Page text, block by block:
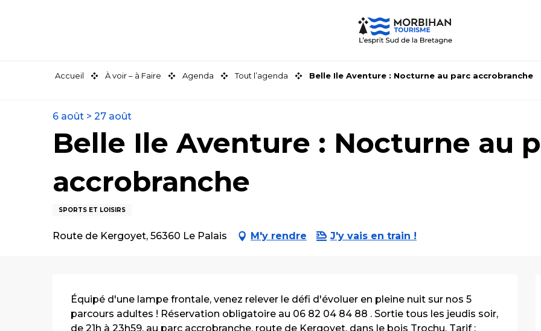
Accueil À voir – à Faire Agenda Tout l’agenda Belle Ile Aventure : Nocturne au parc accrobranche
6 août > 27 août
Belle Ile Aventure : Nocturne au
accrobranche
SPORTS ET LOISIRS
Route de Kergoyet, 56360 Le Palais M'y rendre J'y vais en train !
Description
Équipé d'une lampe frontale, venez relever le défi d'évoluer en pleine nuit sur nos 5
parcours adultes ! Réservation obligatoire au 06 82 04 84 88 . Sortie tous les jeudis soir,
de 21h à 23h59, au parc accrobranche, route de Kergoyet, dans le bois Trochu. Tarif :